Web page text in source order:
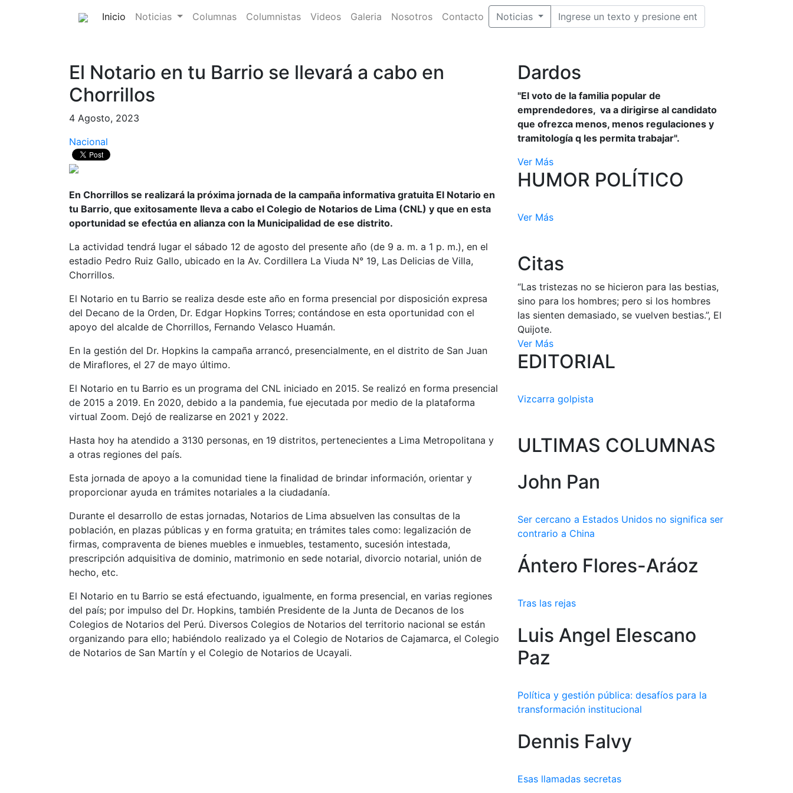
Inicio (current)
Noticias Columnas Columnistas Videos Galeria Nosotros Contacto Noticias
El Notario en tu Barrio se llevará a cabo en
Chorrillos
4 Agosto, 2023
Nacional
En Chorrillos se realizará la próxima jornada de la campaña informativa gratuita El Notario en
tu Barrio, que exitosamente lleva a cabo el Colegio de Notarios de Lima (CNL) y que en esta
oportunidad se efectúa en alianza con la Municipalidad de ese distrito.
La actividad tendrá lugar el sábado 12 de agosto del presente año (de 9 a. m. a 1 p. m.), en el
estadio Pedro Ruiz Gallo, ubicado en la Av. Cordillera La Viuda N° 19, Las Delicias de Villa,
Chorrillos.
El Notario en tu Barrio se realiza desde este año en forma presencial por disposición expresa
del Decano de la Orden, Dr. Edgar Hopkins Torres; contándose en esta oportunidad con el
apoyo del alcalde de Chorrillos, Fernando Velasco Huamán.
En la gestión del Dr. Hopkins la campaña arrancó, presencialmente, en el distrito de San Juan
de Miraflores, el 27 de mayo último.
El Notario en tu Barrio es un programa del CNL iniciado en 2015. Se realizó en forma presencial
de 2015 a 2019. En 2020, debido a la pandemia, fue ejecutada por medio de la plataforma
virtual Zoom. Dejó de realizarse en 2021 y 2022.
Hasta hoy ha atendido a 3130 personas, en 19 distritos, pertenecientes a Lima Metropolitana y
a otras regiones del país.
Esta jornada de apoyo a la comunidad tiene la finalidad de brindar información, orientar y
proporcionar ayuda en trámites notariales a la ciudadanía.
Durante el desarrollo de estas jornadas, Notarios de Lima absuelven las consultas de la
población, en plazas públicas y en forma gratuita; en trámites tales como: legalización de
firmas, compraventa de bienes muebles e inmuebles, testamento, sucesión intestada,
prescripción adquisitiva de dominio, matrimonio en sede notarial, divorcio notarial, unión de
hecho, etc.
El Notario en tu Barrio se está efectuando, igualmente, en forma presencial, en varias regiones
del país; por impulso del Dr. Hopkins, también Presidente de la Junta de Decanos de los
Colegios de Notarios del Perú. Diversos Colegios de Notarios del territorio nacional se están
organizando para ello; habiéndolo realizado ya el Colegio de Notarios de Cajamarca, el Colegio
de Notarios de San Martín y el Colegio de Notarios de Ucayali.
Dardos
"El voto de la familia popular de
emprendedores, va a dirigirse al candidato
que ofrezca menos, menos regulaciones y
tramitología q les permita trabajar".
Ver Más
HUMOR POLÍTICO
Ver Más
Citas
“Las tristezas no se hicieron para las bestias,
sino para los hombres; pero si los hombres
las sienten demasiado, se vuelven bestias.”, El
Quijote.
Ver Más
EDITORIAL
Vizcarra golpista
ULTIMAS COLUMNAS
John Pan
Ser cercano a Estados Unidos no significa ser
contrario a China
Ántero Flores-Aráoz
Tras las rejas
Luis Angel Elescano
Paz
Política y gestión pública: desafíos para la
transformación institucional
Dennis Falvy
Esas llamadas secretas